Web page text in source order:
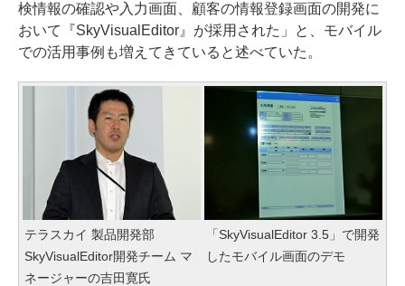
検情報の確認や入力画面、顧客の情報登録画面の開発に
おいて『SkyVisualEditor』が採用された」と、モバイル
での活用事例も増えてきていると述べていた。
テラスカイ 製品開発部
SkyVisualEditor開発チーム マ
ネージャーの吉田寛氏
「SkyVisualEditor 3.5」で開発
したモバイル画面のデモ